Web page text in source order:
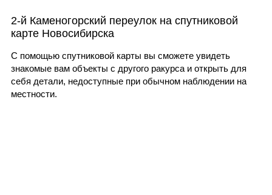
2-й Каменогорский переулок на спутниковой
карте Новосибирска
С помощью спутниковой карты вы сможете увидеть
знакомые вам объекты с другого ракурса и открыть для
себя детали, недоступные при обычном наблюдении на
местности.